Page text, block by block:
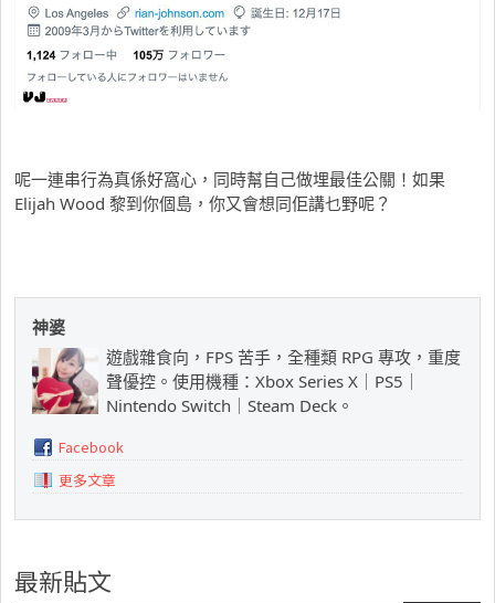
呢一連串行為真係好窩心，同時幫自己做埋最佳公關！如果
Elijah Wood 黎到你個島，你又會想同佢講乜野呢？
神婆
遊戲雜食向，FPS 苦手，全種類 RPG 專攻，重度
聲優控。使用機種：Xbox Series X｜PS5｜
Nintendo Switch｜Steam Deck。
Facebook
更多文章
最新貼文